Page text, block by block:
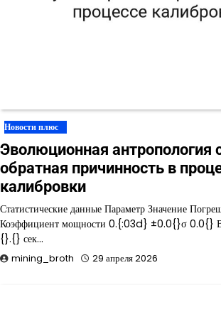
Новости плюс
Эволюционная антропология
обратная причинность в
калибровки
Статистические данные Параметр Значение
Коэффициент мощности 0.{:03d} ±0.0{}σ 0.0{}
{}.{} сек…
mining_broth 29 апреля 2026